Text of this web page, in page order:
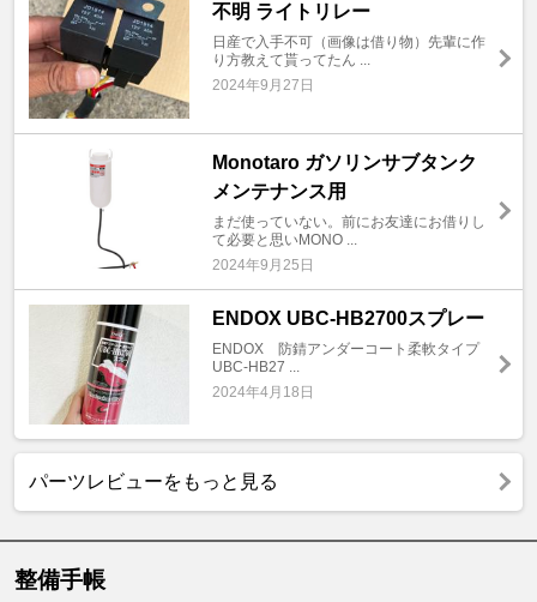
不明 ライトリレー
日産で入手不可（画像は借り物）先輩に作
り方教えて貰ってたん ...
2024年9月27日
Monotaro ガソリンサブタンク
メンテナンス用
まだ使っていない。前にお友達にお借りし
て必要と思いMONO ...
2024年9月25日
ENDOX UBC-HB2700スプレー
ENDOX 防錆アンダーコート柔軟タイプ
UBC-HB27 ...
2024年4月18日
パーツレビューをもっと見る
整備手帳